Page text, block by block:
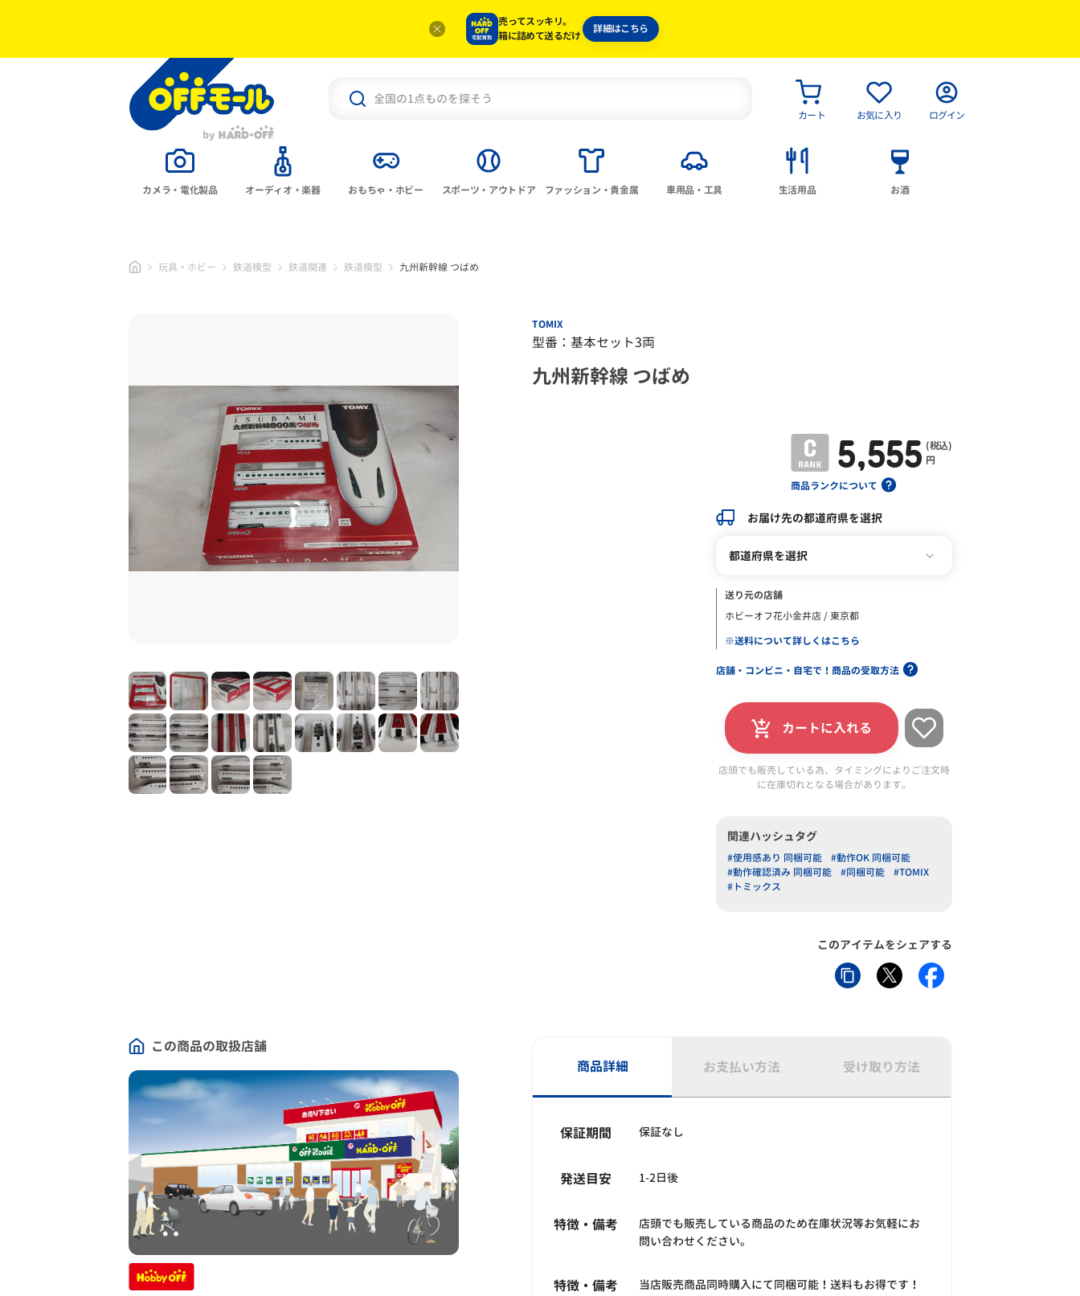
売ってスッキリ。
箱に詰めて送るだけ
詳細はこちら
カート お気に入り ログイン
カメラ・電化製品 オーディオ・楽器 おもちゃ・ホビー スポーツ・アウトドア ファッション・貴金属 車用品・工具 生活用品 お酒
玩具・ホビー 鉄道模型 鉄道関連 鉄道模型 九州新幹線 つばめ
TOMIX
型番：基本セット3両
九州新幹線 つばめ
商品ランクについて
5,555 (税込)
円
お届け先の都道府県を選択
都道府県を選択
送り元の店舗
ホビーオフ花小金井店 / 東京都
※送料について詳しくはこちら
店舗・コンビニ・自宅で！商品の受取方法
カートに入れる
店頭でも販売している為、タイミングによりご注文時
に在庫切れとなる場合があります。
関連ハッシュタグ
#使用感あり 同梱可能
#動作OK 同梱可能
#動作確認済み 同梱可能
#同梱可能
#TOMIX
#トミックス
このアイテムをシェアする
この商品の取扱店舗
商品詳細 お支払い方法 受け取り方法
保証期間 保証なし
発送目安 1-2日後
特徴・備考
店頭でも販売している商品のため在庫状況等お気軽にお
問い合わせください。
特徴・備考 当店販売商品同時購入にて同梱可能！送料もお得です！